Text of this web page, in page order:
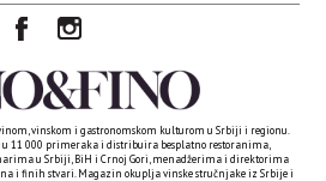
vinskom i gastronomskom kulturom u Srbiji i regionu.
u 11 000 primeraka i distribuira besplatno restoranima,
u Srbiji, BiH i Crnoj Gori, menadžerima i direktorima
i finih stvari. Magazin okuplja vinske stručnjake iz Srbije i